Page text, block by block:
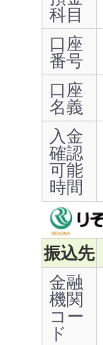
科目
口座
番号
口座
名義
入金
確認
可能
時間
振込先
金融
機関
コー
ド